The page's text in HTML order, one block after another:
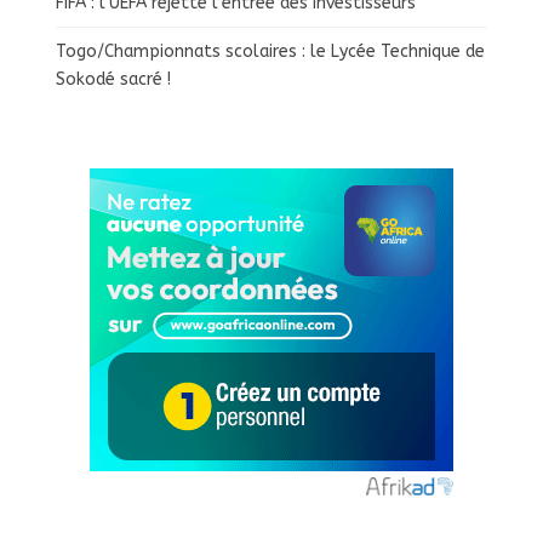
Togo/Championnats scolaires : le Lycée Technique de
Sokodé sacré !